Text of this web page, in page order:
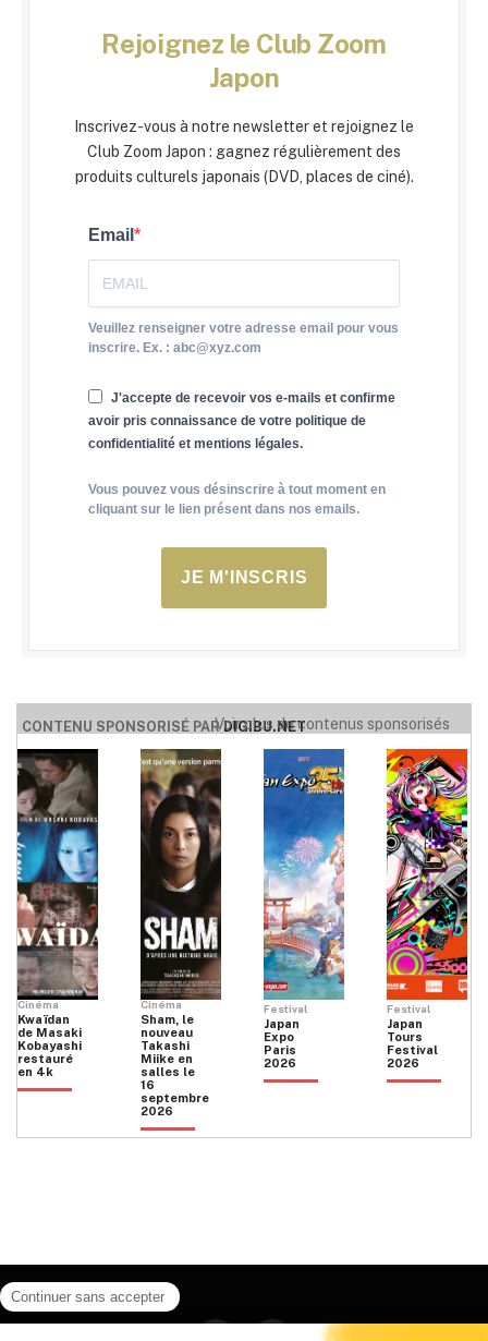
Rejoignez le Club Zoom
Japon
Inscrivez-vous à notre newsletter et rejoignez le
Club Zoom Japon : gagnez régulièrement des
produits culturels japonais (DVD, places de ciné).
Email
Veuillez renseigner votre adresse email pour vous
inscrire. Ex. : abc@xyz.com
J'accepte de recevoir vos e-mails et confirme
avoir pris connaissance de votre politique de
confidentialité et mentions légales.
Vous pouvez vous désinscrire à tout moment en
cliquant sur le lien présent dans nos emails.
JE M'INSCRIS
CONTENU SPONSORISÉ PARDIGIBU.NET
Voir plus de contenus sponsorisés
Cinéma
Kwaïdan
de Masaki
Kobayashi
restauré
en 4k
Cinéma
Sham, le
nouveau
Takashi
Miike en
salles le
16
septembre
2026
Festival
Japan
Expo
Paris
2026
Festival
Japan
Tours
Festival
2026